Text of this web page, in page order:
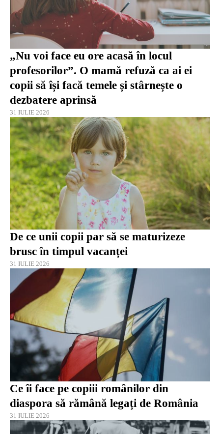
„Nu voi face eu ore acasă în locul
profesorilor”. O mamă refuză ca ai ei
copii să își facă temele și stârnește o
dezbatere aprinsă
31 IULIE 2026
De ce unii copii par să se maturizeze
brusc în timpul vacanței
31 IULIE 2026
Ce îi face pe copiii românilor din
diaspora să rămână legați de România
31 IULIE 2026